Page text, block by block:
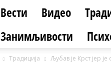
Вести Видео
Занимљивости
Традиција Љубав је Крст јер